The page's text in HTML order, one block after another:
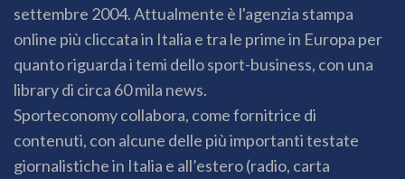
settembre 2004. Attualmente è l'agenzia stampa
online più cliccata in Italia e tra le prime in Europa per
quanto riguarda i temi dello sport-business, con una
library di circa 60 mila news.
Sporteconomy collabora, come fornitrice di
contenuti, con alcune delle più importanti testate
giornalistiche in Italia e all’estero (radio, carta